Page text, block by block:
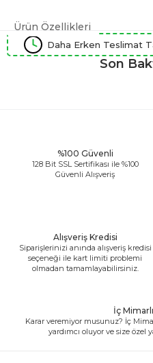
Ürün Özellikleri
Daha Erken Teslimat
Son
%100 Güvenli
128 Bit SSL Sertifikası ile %100
Güvenli Alışveriş
Alışveriş Kredisi
Siparişlerinizi anında alışveriş kredisi
seçeneği ile kart limiti problemi
olmadan tamamlayabilirsiniz.
İç
Karar veremiyor musunuz? İç
yardımcı oluyor ve size özel